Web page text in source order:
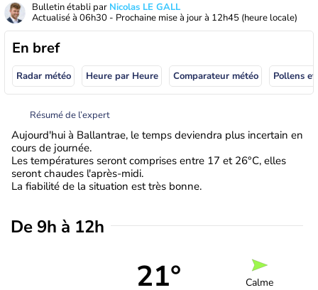
Bulletin établi par Nicolas LE GALL
Actualisé à 06h30 - Prochaine mise à jour à 12h45 (heure locale)
En bref
Radar météo Heure par Heure Comparateur météo Pollens
Résumé de l’expert
Aujourd'hui à Ballantrae, le temps deviendra plus incertain en
cours de journée.
Les températures seront comprises entre 17 et 26°C, elles
seront chaudes l'après-midi.
La fiabilité de la situation est très bonne.
De 9h à 12h
21° Calme